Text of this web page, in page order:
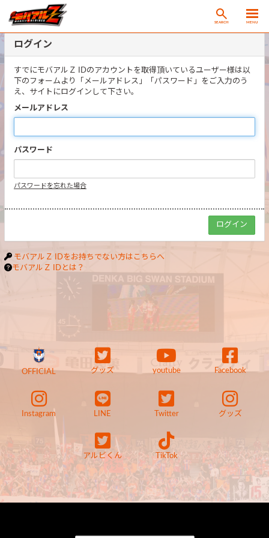
SEARCH MENU
ログイン
すでにモバアルＺ IDのアカウントを取得頂いているユーザー様は以
下のフォームより「メールアドレス」「パスワード」をご入力のう
え、サイトにログインして下さい。
メールアドレス
パスワード
パスワードを忘れた場合
モバアルＺ IDをお持ちでない方はこちらへ
モバアルＺ IDとは？
OFFICIAL グッズ youtube Facebook
Instagram LINE Twitter グッズ
アルビくん TikTok